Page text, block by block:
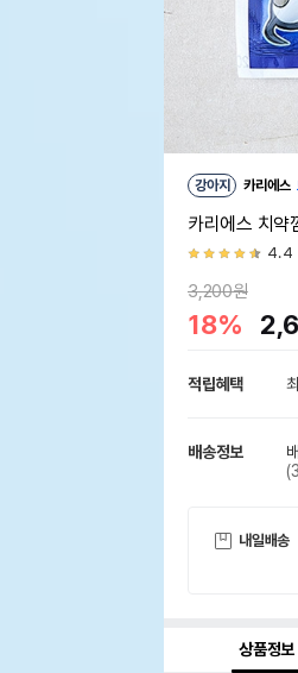
강아지 카리에스
카리에스 치약
4.4
3,200원
18%
적립혜택
배송정보
내일배송
상품정보